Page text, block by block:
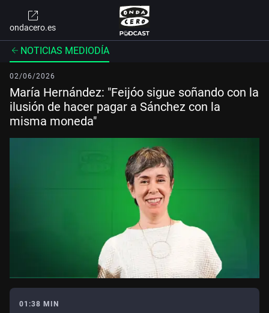
ondacero.es
NOTICIAS MEDIODÍA
02/06/2026
María Hernández: "Feijóo sigue soñando con la
ilusión de hacer pagar a Sánchez con la
misma moneda"
01:38 MIN